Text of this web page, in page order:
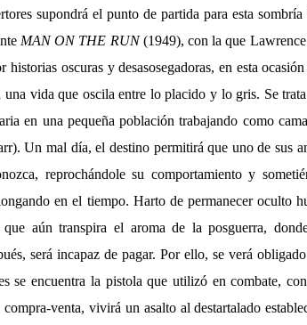
supondrá el punto de partida para esta sombría
MAN ON THE RUN(1949), con la que
oscuras y desasosegadoras, en esta
vida que oscila entre lo placido y lo gris. Se
en una pequeña población trabajando como
Un mal día, el destino permitirá que uno de sus
reprochándole su comportamiento y
en el tiempo. Harto de permanecer oculto
aún transpira el aroma de la posguerra,
será incapaz de pagar. Por ello, se verá
se encuentra la pistola que utilizó en combate,
venta, vivirá un asalto al destartalado